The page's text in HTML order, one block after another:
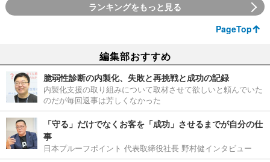
ランキングをもっと見る
PageTop
編集部おすすめ
脆弱性診断の内製化、失敗と再挑戦と成功の記録
内製化支援の取り組みについて取材させて欲しいと頼んでいた
のだが毎回返事は芳しくなかった
「守る」だけでなくお客を「成功」させるまでが自分の仕
事
日本プルーフポイント 代表取締役社長 野村健インタビュー